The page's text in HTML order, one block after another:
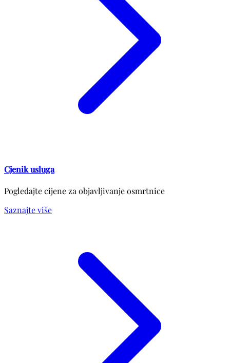
Cjenik usluga
Pogledajte cijene za objavljivanje osmrtnice
Saznajte više